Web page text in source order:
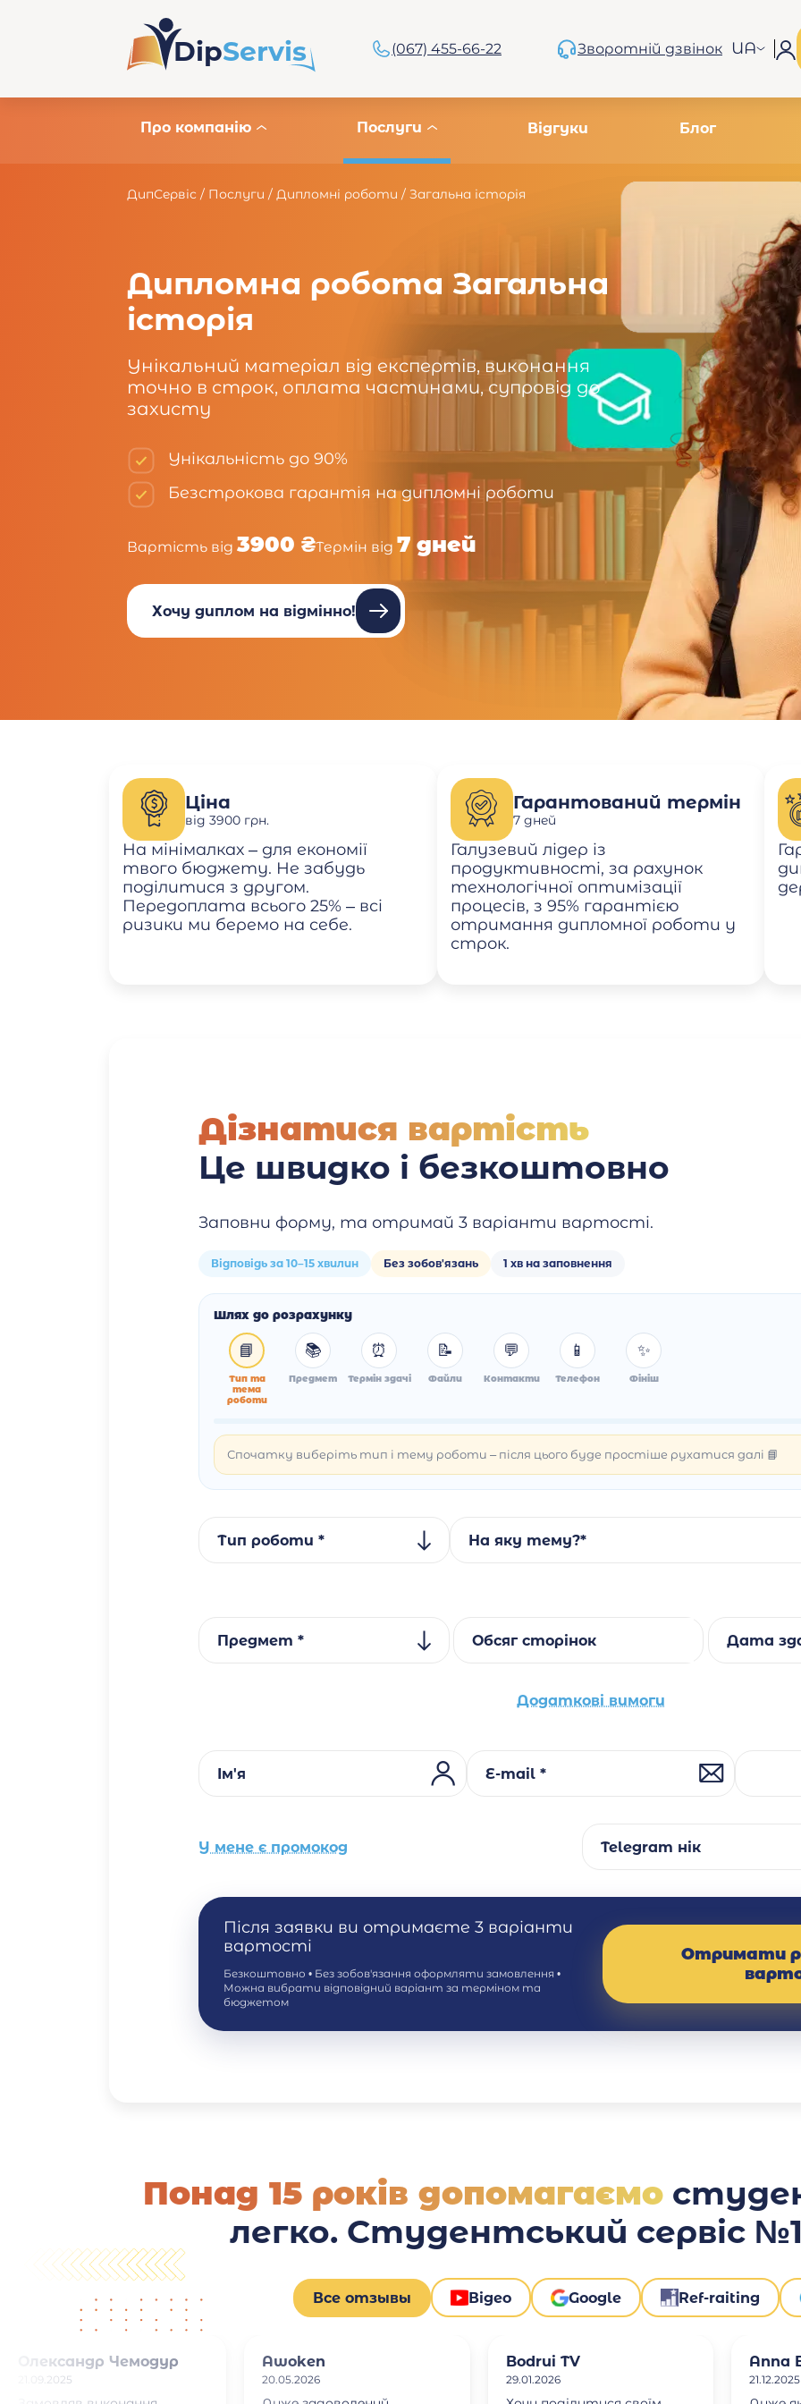
DipServis (067) 455-66-22 Зворотній дзвінок UA
ДипСервіс / Послуги / Дипломні роботи / Загальна історія
Дипломна робота Загальна
історія
Унікальний матеріал від експертів, виконання
точно в строк, оплата частинами, супровід до
захисту
Унікальність до 90%
Безстрокова гарантія на дипломні роботи
Вартість від 3900 ₴Термін від 7 дней
Хочу диплом на відмінно!
Про компанію Послуги Відгуки Блог
Ціна
від 3900 грн.
На мінімалках – для економії
твого бюджету. Не забудь
поділитися з другом.
Передоплата всього 25% – всі
ризики ми беремо на себе.
Гарантований термін
7 дней
Галузевий лідер із
продуктивності, за рахунок
технологічної оптимізації
процесів, з 95% гарантією
отримання дипломної роботи у
строк.
Дізнатися вартість
Це швидко і безкоштовно
Заповни форму, та отримай 3 варіанти вартості.
Відповідь за 10–15 хвилин Без зобов'язань 1 хв на заповнення
Шлях до розрахунку
📘
Тип та
тема
роботи
📚
Предмет
⏰
Термін здачі
📝
Файли
💬
Контакти
📱
Телефон
✨
Фініш
Спочатку виберіть тип і тему роботи – після цього буде простіше рухатися далі 📘
Тип роботи * На яку тему?*
Предмет * Обсяг сторінок Дата
Додаткові вимоги
Ім'я E-mail *
У мене є промокод Telegram нік
Після заявки ви отримаєте 3 варіанти
вартості
Безкоштовно • Без зобов'язання оформляти замовлення •
Можна вибрати відповідний варіант за терміном та
бюджетом
Отримати
Понад 15 років допомагаємо
легко. Студентський сервіс №1
Все отзывы Відео Google Ref-raiting
Олександр Чемодур
21.09.2025
Awoken
20.05.2026
Bodrui TV
29.01.2026
Anna
21.12.2025